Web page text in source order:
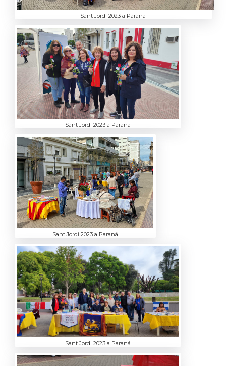
Sant Jordi 2023 a Paraná
Sant Jordi 2023 a Paraná
Sant Jordi 2023 a Paraná
Sant Jordi 2023 a Paraná